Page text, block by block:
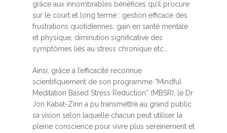
grâce aux innombrables bénéfices qu’il procure
sur le court et long terme : gestion efficace des
frustrations quotidiennes, gain en santé mentale
et physique, diminution significative des
symptômes liés au stress chronique etc…
Ainsi, grâce à l’efficacité reconnue
scientifiquement de son programme “Mindful
Meditation Based Stress Reduction” (MBSR), le Dr
Jon Kabat-Zinn a pu transmettre au grand public
sa vision selon laquelle chacun peut utiliser la
pleine conscience pour vivre plus sereinement et